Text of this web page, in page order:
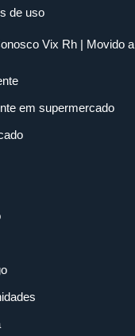
de uso
Vix Rh| Movido a
em supermercado